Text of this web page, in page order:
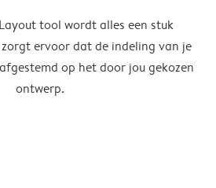
tool wordt alles een stuk
ervoor dat de indeling van je
op het door jou gekozen
ontwerp.